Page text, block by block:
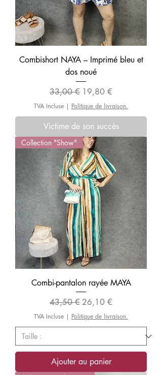
Combishort NAYA – Imprimé bleu et
dos noué
Prix original
33,00 € Prix promotionnel
19,80 €
TVA Incluse | Politique de livraison.
Victime de son succès
Collection "Show"
Combi-pantalon rayée MAYA
Prix original
43,50 € Prix promotionnel
26,10 €
TVA Incluse | Politique de livraison.
Ajouter au panier